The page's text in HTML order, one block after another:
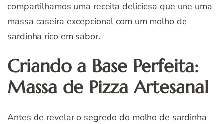
compartilhamos uma receita deliciosa que une uma
massa caseira excepcional com um molho de
sardinha rico em sabor.
Criando a Base Perfeita:
Massa de Pizza Artesanal
Antes de revelar o segredo do molho de sardinha